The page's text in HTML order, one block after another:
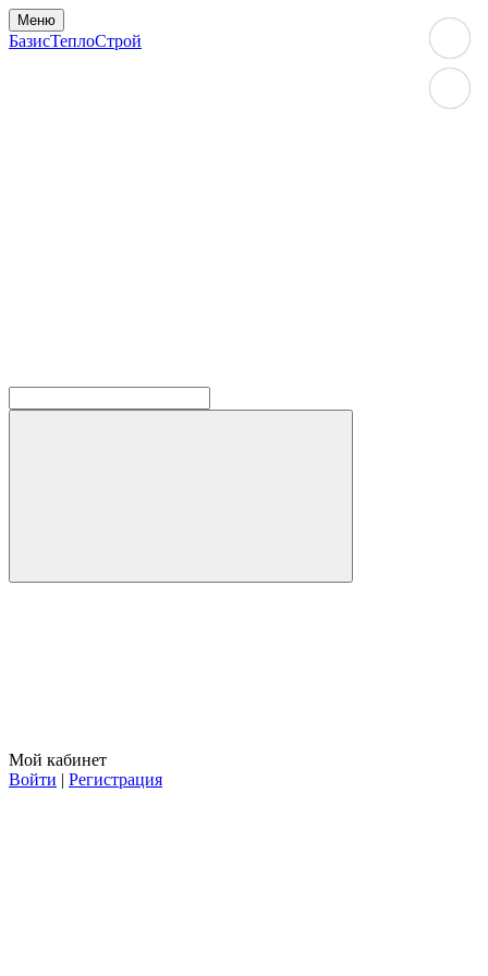
Меню
БазисТеплоСтрой
Мой кабинет
Войти | Регистрация